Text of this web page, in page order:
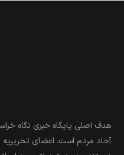
هدف اصلی پایگاه خبری نگاه
آحاد مردم است. اعضای تحریریه